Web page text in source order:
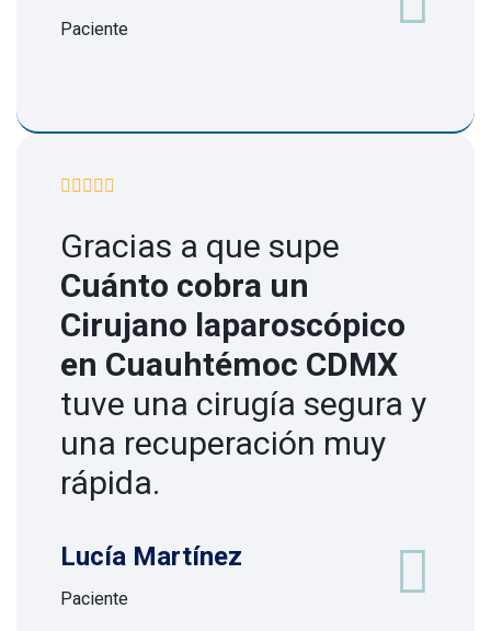
Paciente
Gracias a que supe
Cuánto cobra un
Cirujano laparoscópico
en Cuauhtémoc CDMX
tuve una cirugía segura y
una recuperación muy
rápida.
Lucía Martínez
Paciente